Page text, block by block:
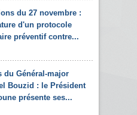
du 27 novembre :
d'un protocole
préventif contre...
du Général-major
Bouzid : le Président
présente ses...